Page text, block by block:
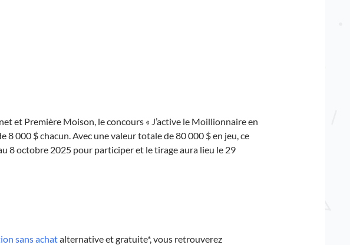
et Première Moison, le concours « J’active le Moillionnaire en
000 $ chacun. Avec une valeur totale de 80 000 $ en jeu, ce
8 octobre 2025 pour participer et le tirage aura lieu le 29
sans achatalternative et gratuite*, vous retrouverez